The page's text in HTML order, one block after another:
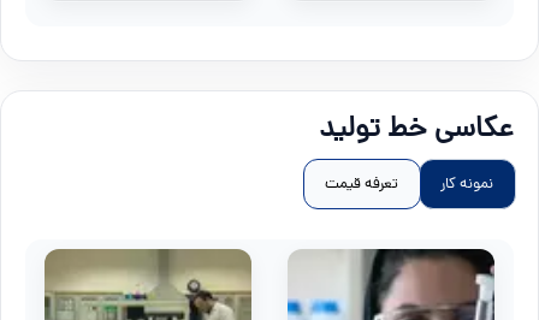
عکاسی خط تولید
نمونه کار تعرفه قیمت